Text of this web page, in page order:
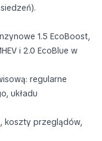
1.5 EcoBoost,
i 2.0 EcoBlue w
regularne
układu
koszty przeglądów,